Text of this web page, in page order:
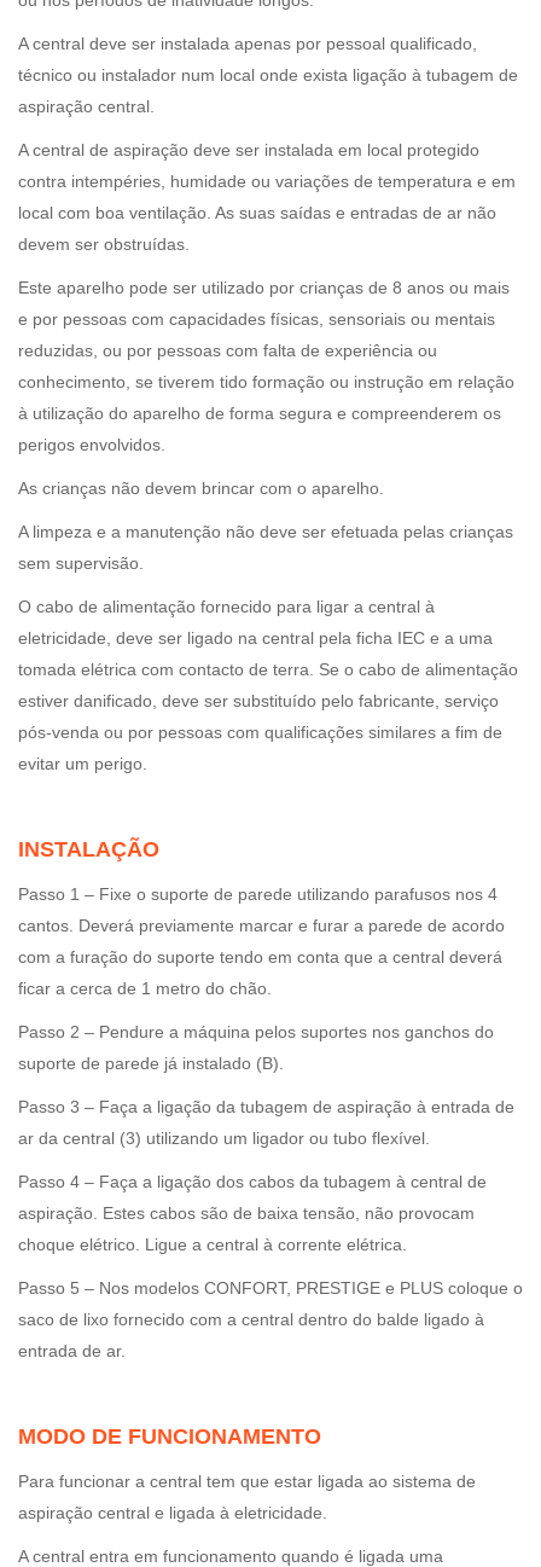
A central deve ser instalada apenas por pessoal qualificado,
técnico ou instalador num local onde exista ligação à tubagem de
aspiração central.
A central de aspiração deve ser instalada em local protegido
contra intempéries, humidade ou variações de temperatura e em
local com boa ventilação. As suas saídas e entradas de ar não
devem ser obstruídas.
Este aparelho pode ser utilizado por crianças de 8 anos ou mais
e por pessoas com capacidades físicas, sensoriais ou mentais
reduzidas, ou por pessoas com falta de experiência ou
conhecimento, se tiverem tido formação ou instrução em relação
à utilização do aparelho de forma segura e compreenderem os
perigos envolvidos.
As crianças não devem brincar com o aparelho.
A limpeza e a manutenção não deve ser efetuada pelas crianças
sem supervisão.
O cabo de alimentação fornecido para ligar a central à
eletricidade, deve ser ligado na central pela ficha IEC e a uma
tomada elétrica com contacto de terra. Se o cabo de alimentação
estiver danificado, deve ser substituído pelo fabricante, serviço
pós-venda ou por pessoas com qualificações similares a fim de
evitar um perigo.
INSTALAÇÃO
Passo 1 – Fixe o suporte de parede utilizando parafusos nos 4
cantos. Deverá previamente marcar e furar a parede de acordo
com a furação do suporte tendo em conta que a central deverá
ficar a cerca de 1 metro do chão.
Passo 2 – Pendure a máquina pelos suportes nos ganchos do
suporte de parede já instalado (B).
Passo 3 – Faça a ligação da tubagem de aspiração à entrada de
ar da central (3) utilizando um ligador ou tubo flexível.
Passo 4 – Faça a ligação dos cabos da tubagem à central de
aspiração. Estes cabos são de baixa tensão, não provocam
choque elétrico. Ligue a central à corrente elétrica.
Passo 5 – Nos modelos CONFORT, PRESTIGE e PLUS coloque o
saco de lixo fornecido com a central dentro do balde ligado à
entrada de ar.
MODO DE FUNCIONAMENTO
Para funcionar a central tem que estar ligada ao sistema de
aspiração central e ligada à eletricidade.
A central entra em funcionamento quando é ligada uma